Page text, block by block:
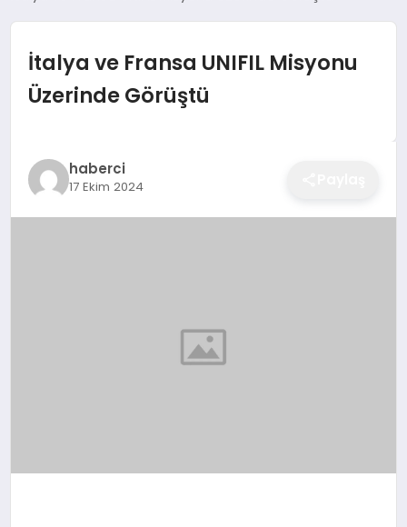
İZMIR HABERLERI
EĞITIM
İtalya ve Fransa UNIFIL Misyonu
Üzerinde Görüştü
haberci
17 Ekim 2024